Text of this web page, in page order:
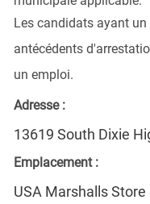
Les candidats ayant
antécédents
un emploi.
Adresse :
13619 South Dixie
Emplacement :
USA Marshalls